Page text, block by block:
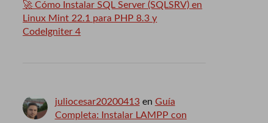
🚀 Cómo Instalar SQL Server (SQLSRV) en
Linux Mint 22.1 para PHP 8.3 y
CodeIgniter 4
juliocesar20200413en Guía
Completa: Instalar LAMPP con